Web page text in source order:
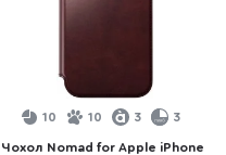
10 10 3 3
Чохол Nomad for Apple iPhone